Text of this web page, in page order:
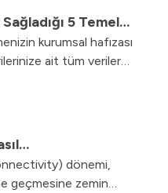
5 Temel
kurumsal hafızası
ait tüm veriler
olmak yerine, CRM
dönemi,
geçmesine zemin